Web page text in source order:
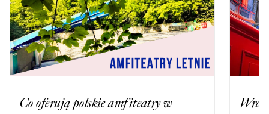
Co oferują polskie amfiteatry w